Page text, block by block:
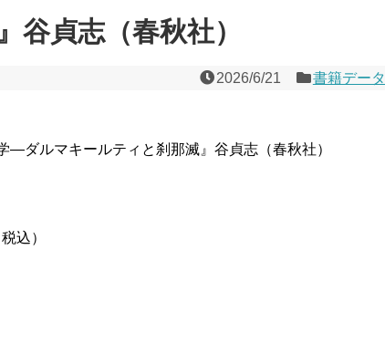
谷貞志（春秋社）
2026/6/21 書籍データ
―ダルマキールティと刹那滅』谷貞志（春秋社）
込）